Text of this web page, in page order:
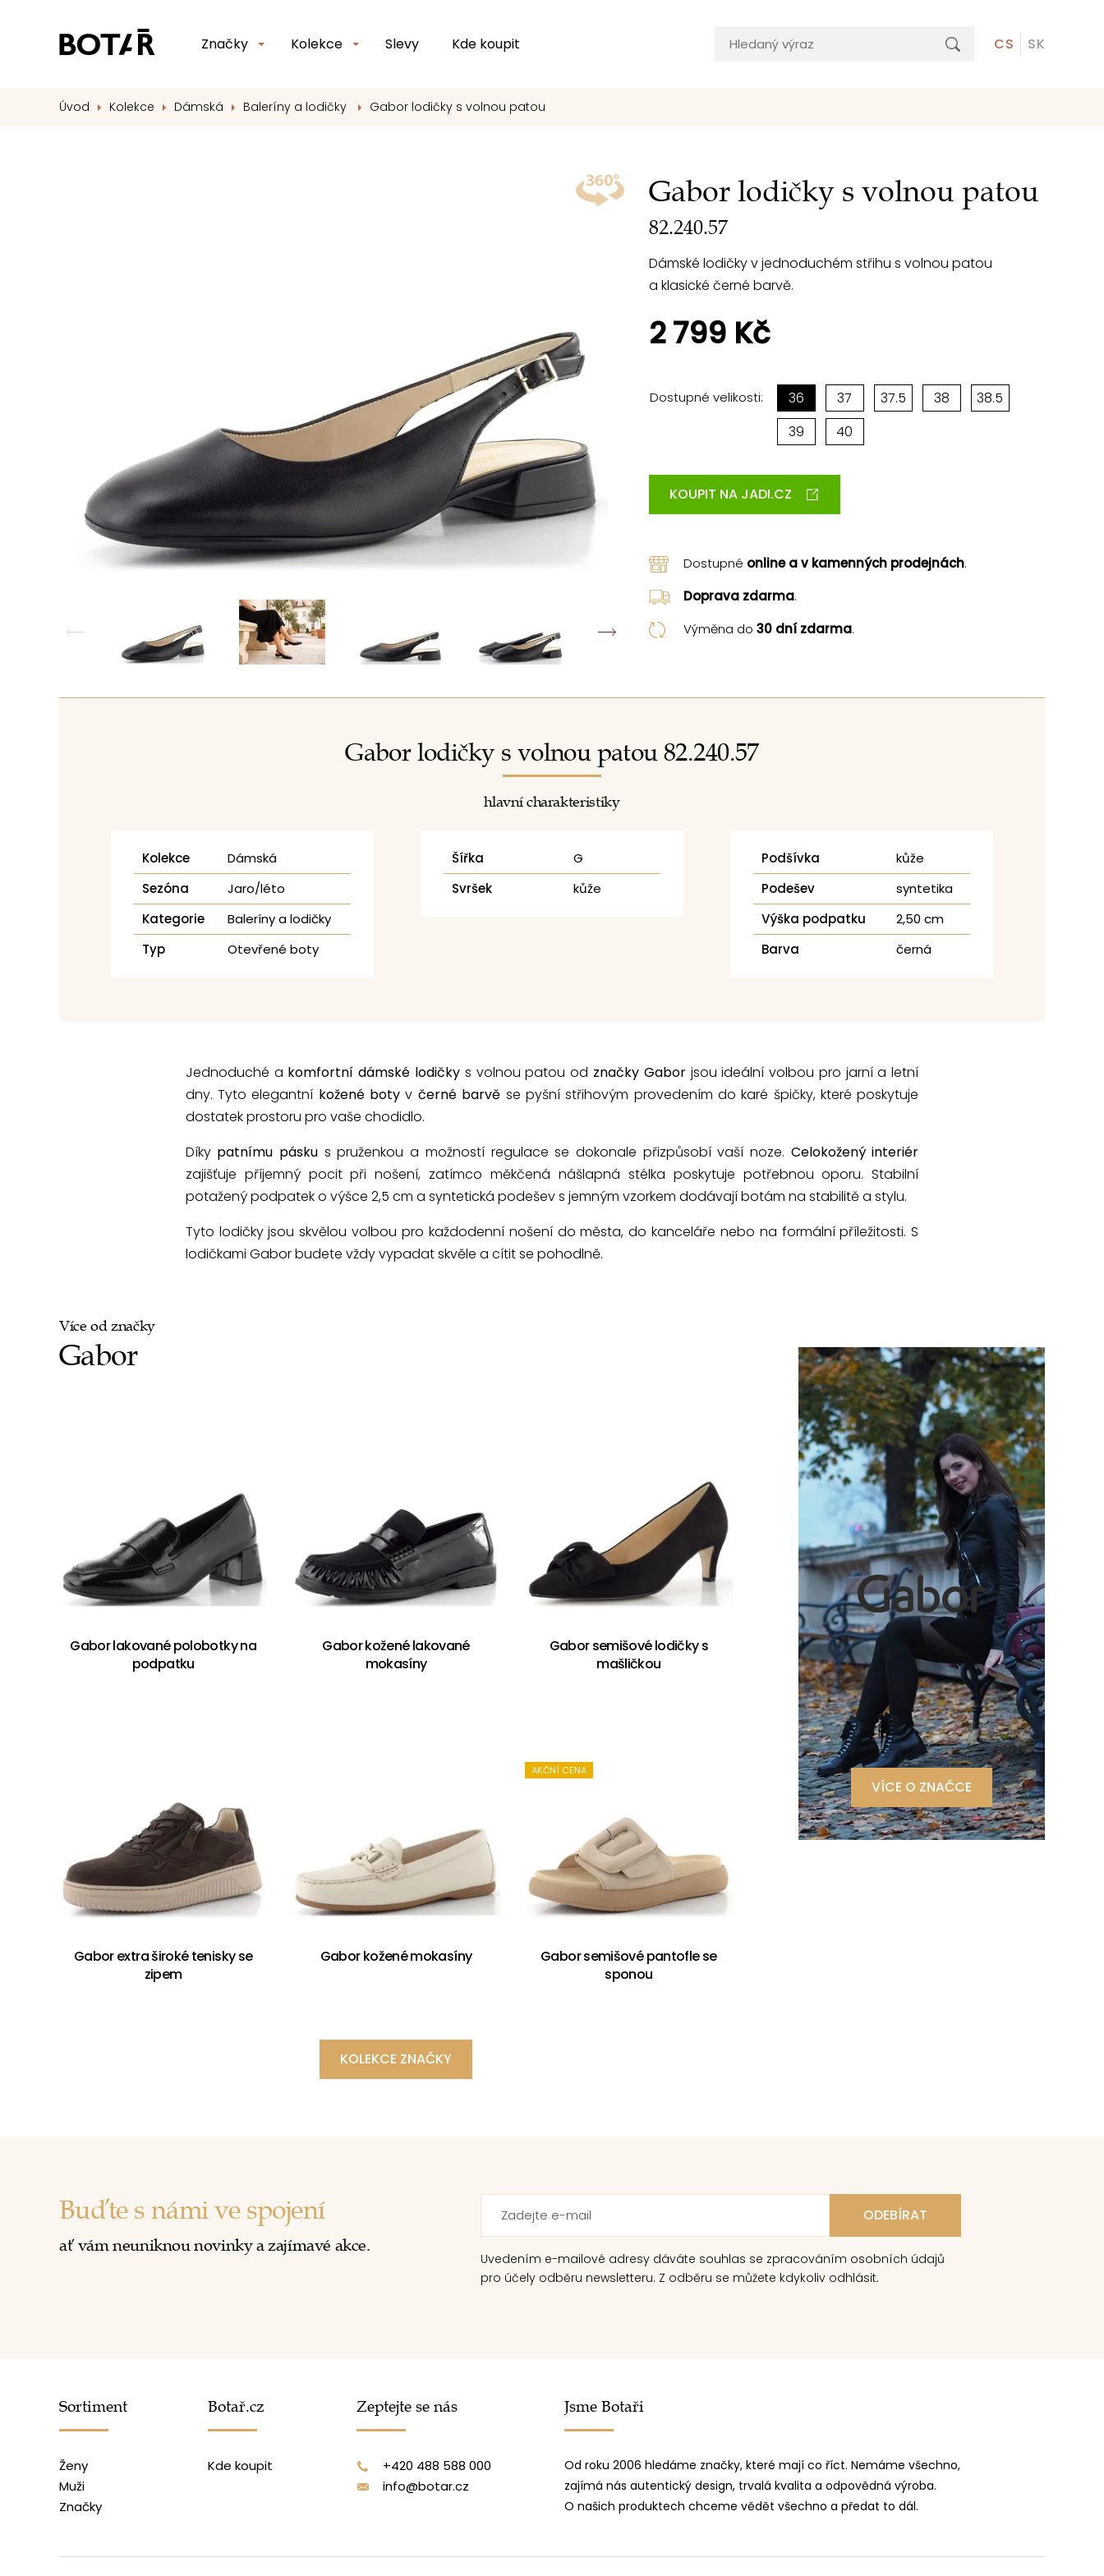
CS SK
Značky Kolekce Slevy Kde koupit
Úvod Kolekce Dámská Baleríny a lodičky Gabor lodičky s volnou patou
Gabor lodičky s volnou patou
82.240.57
Dámské lodičky v jednoduchém střihu s volnou patou
a klasické černé barvě.
2 799 Kč
Dostupné velikosti: 36 37 37.5 38
38.5
39
40
KOUPIT NA JADI.CZ
Dostupné online a v kamenných prodejnách.
Doprava zdarma.
Výměna do 30 dní zdarma.
Gabor lodičky s volnou patou 82.240.57
hlavní charakteristiky
Kolekce
Dámská
Sezóna
Jaro/léto
Kategorie
Baleríny a lodičky
Typ
Otevřené boty
Šířka
G
Svršek
kůže
Podšívka
kůže
Podešev
syntetika
Výška podpatku
2,50 cm
Barva
černá
Jednoduché a komfortní dámské lodičkys volnou patou od značky Gaborjsou ideální volbou pro jarní a letní
dny. Tyto elegantní kožené boty v černé barvě se pyšní střihovým provedením do karé špičky, které poskytuje
dostatek prostoru pro vaše chodidlo.
Díky patnímu pásku s pruženkou a možností regulace se dokonale přizpůsobí vaší noze. Celokožený interiér
zajišťuje příjemný pocit při nošení, zatímco měkčená nášlapná stélka poskytuje potřebnou oporu. Stabilní
potažený podpatek o výšce 2,5 cm a syntetická podešev s jemným vzorkem dodávají botám na stabilitě a stylu.
Tyto lodičky jsou skvělou volbou pro každodenní nošení do města, do kanceláře nebo na formální příležitosti. S
lodičkami Gabor budete vždy vypadat skvěle a cítit se pohodlně.
Více od značky
Gabor
Gabor lakované polobotky na
podpatku
Gabor kožené lakované
mokasíny
Gabor semišové lodičky s
mašličkou
Gabor extra široké tenisky se
zipem
Gabor kožené mokasíny
AKČNÍ CENA
Gabor semišové pantofle se
sponou
KOLEKCE ZNAČKY
VÍCE O ZNAČCE
Buďte s námi ve spojení
ať vám neuniknou novinky a zajímavé akce.
Uvedením e-mailové adresy dáváte souhlas se zpracováním osobních údajů
pro účely odběru newsletteru. Z odběru se můžete kdykoliv odhlásit.
Sortiment
Ženy
Muži
Značky
Botař.cz
Kde koupit
Zeptejte se nás
+420 488 588 000
info@botar.cz
Jsme Botaři
Od roku 2006 hledáme značky, které mají co říct. Nemáme všechno,
zajímá nás autentický design, trvalá kvalita a odpovědná výroba.
O našich produktech chceme vědět všechno a předat to dál.